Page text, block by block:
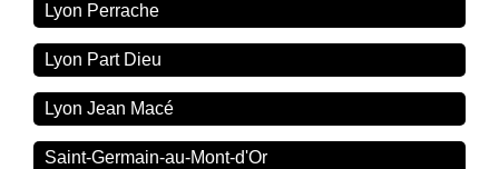
Lyon Perrache
Lyon Part Dieu
Lyon Jean Macé
Saint-Germain-au-Mont-d'Or